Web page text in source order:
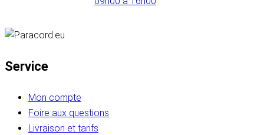
Service
Mon compte
Foire aux questions
Livraison et tarifs